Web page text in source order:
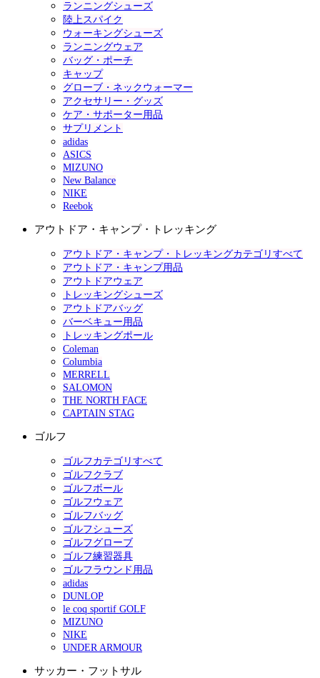
ランニングシューズ
陸上スパイク
ウォーキングシューズ
ランニングウェア
バッグ・ポーチ
キャップ
グローブ・ネックウォーマー
アクセサリー・グッズ
ケア・サポーター用品
サプリメント
adidas
ASICS
MIZUNO
New Balance
NIKE
Reebok
アウトドア・キャンプ・トレッキング
アウトドア・キャンプ・トレッキングカテゴリすべて
アウトドア・キャンプ用品
アウトドアウェア
トレッキングシューズ
アウトドアバッグ
バーベキュー用品
トレッキングポール
Coleman
Columbia
MERRELL
SALOMON
THE NORTH FACE
CAPTAIN STAG
ゴルフ
ゴルフカテゴリすべて
ゴルフクラブ
ゴルフボール
ゴルフウェア
ゴルフバッグ
ゴルフシューズ
ゴルフグローブ
ゴルフ練習器具
ゴルフラウンド用品
adidas
DUNLOP
le coq sportif GOLF
MIZUNO
NIKE
UNDER ARMOUR
サッカー・フットサル